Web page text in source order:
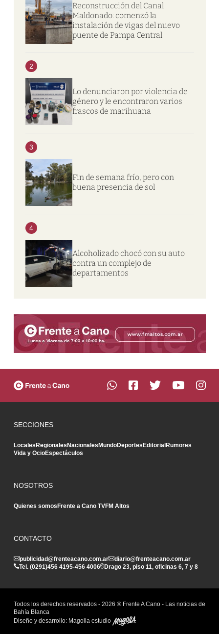
Reconstrucción del Canal
Maldonado: comenzó la
instalación de vigas del nuevo
puente de Pampa Central
2
Lo denunciaron por violencia de
género y le encontraron varios
frascos de marihuana
3
Fin de semana frío, pero con
buena presencia de sol
4
Alcoholizado chocó con su auto
contra un complejo de
departamentos
SECCIONES
LocalesRegionalesNacionalesMundoDeportesEditorialRumores
Vida y OcioEspectáculos
NOSOTROS
Quienes somosFrente a Cano TVFM Altos
CONTACTO
publicidad@frenteacano.com.ar
diario@frenteacano.com.ar
Tel. (0291)456 4195-456 4006 Drago 23, piso 11, oficinas 6, 7 y 8
Todos los derechos reservados - 2026 ® Frente A Cano - Las noticias de
Bahía Blanca
Diseño y desarrollo: Magolla estudio